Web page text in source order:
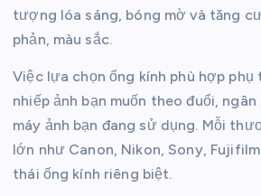
tượng lóa sáng, bóng mờ và tăng
phản, màu sắc.
Việc lựa chọn ống kính phù hợp phụ
nhiếp ảnh bạn muốn theo đuổi,
máy ảnh bạn đang sử dụng. Mỗi
lớn như Canon, Nikon, Sony,
thái ống kính riêng biệt.